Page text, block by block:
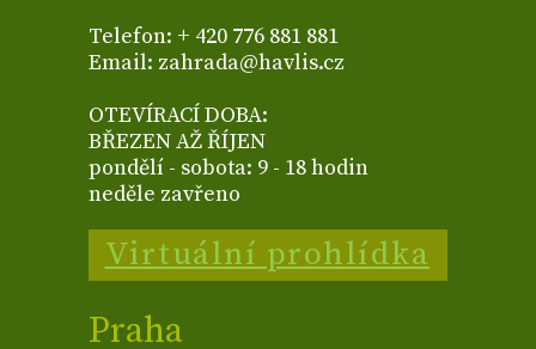
Telefon: + 420 776 881 881
Email: zahrada@havlis.cz
OTEVÍRACÍ DOBA:
BŘEZEN AŽ ŘÍJEN
pondělí - sobota: 9 - 18 hodin
neděle zavřeno
Virtuální prohlídka
Praha